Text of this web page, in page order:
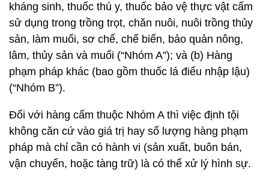
kháng sinh, thuốc thú y, thuốc bảo vệ thực vật cấm
sử dụng trong trồng trọt, chăn nuôi, nuôi trồng thủy
sản, làm muối, sơ chế, chế biến, bảo quản nông,
lâm, thủy sản và muối (“Nhóm A”); và (b) Hàng
phạm pháp khác (bao gồm thuốc lá điếu nhập lậu)
(“Nhóm B”).
Đối với hàng cấm thuộc Nhóm A thì việc định tội
không căn cứ vào giá trị hay số lượng hàng phạm
pháp mà chỉ cần có hành vi (sản xuất, buôn bán,
vận chuyển, hoặc tàng trữ) là có thể xử lý hình sự.